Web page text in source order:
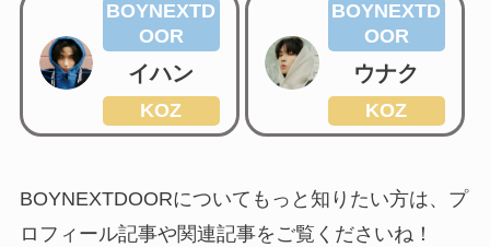
BOYNEXTD
OOR
イハン
KOZ
BOYNEXTD
OOR
ウナク
KOZ
BOYNEXTDOORについてもっと知りたい方は、プ
ロフィール記事や関連記事をご覧くださいね！